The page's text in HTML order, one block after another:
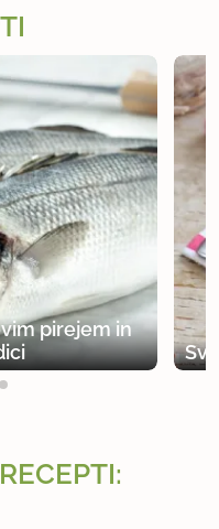
pirejem in